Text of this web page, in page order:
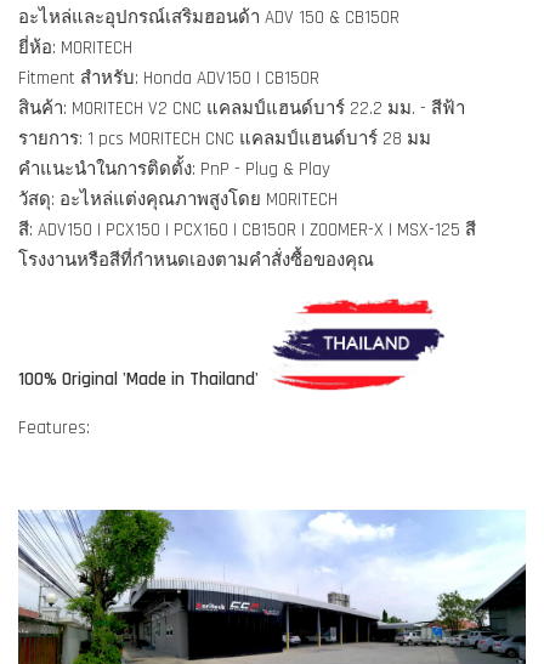
อะไหล่และอุปกรณ์เสริมฮอนด้า ADV 150 & CB150R
ยี่ห้อ: MORITECH
Fitment สำหรับ: Honda ADV150 | CB150R
สินค้า: MORITECH V2 CNC แคลมป์แฮนด์บาร์ 22.2 มม. - สีฟ้า
รายการ: 1 pcs MORITECH CNC แคลมป์แฮนด์บาร์ 28 มม
คำแนะนำในการติดตั้ง: PnP - Plug & Play
วัสดุ: อะไหล่แต่งคุณภาพสูงโดย MORITECH
สี: ADV150 | PCX150 | PCX160 | CB150R | ZOOMER-X | MSX-125 สี
โรงงานหรือสีที่กำหนดเองตามคำสั่งซื้อของคุณ
100% Original 'Made in Thailand'
Features: